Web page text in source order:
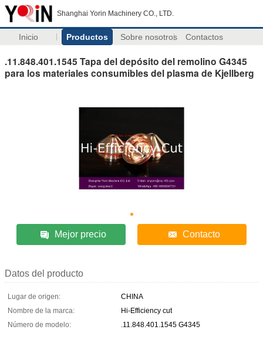
Shanghai Yorin Machinery CO., LTD.
Inicio Productos Sobre nosotros Contactos
.11.848.401.1545 Tapa del depósito del remolino G4345
para los materiales consumibles del plasma de Kjellberg
Mejor precio Contacto
Datos del producto
Lugar de origen:
CHINA
Nombre de la marca:
Hi-Efficiency cut
Número de modelo:
.11.848.401.1545 G4345